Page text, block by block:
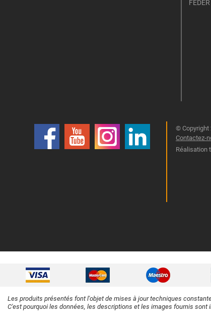
© Copyright
Contactez-
Réalisation
Les produits présentés font l'objet de mises à jour techniques
C'est pourquoi les données, les descriptions et les images fournis